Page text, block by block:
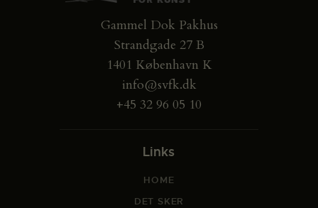
Gammel Dok Pakhus
Strandgade 27 B
1401 København K
info@svfk.dk
+45 32 96 05 10
Links
HOME
DET SKER